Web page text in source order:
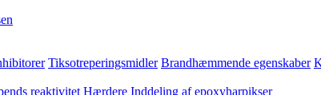
Tiksotreperingsmidler Brandhæmmende egenskaber
reaktivitet Hærdere Inddeling af epoxyharpikser